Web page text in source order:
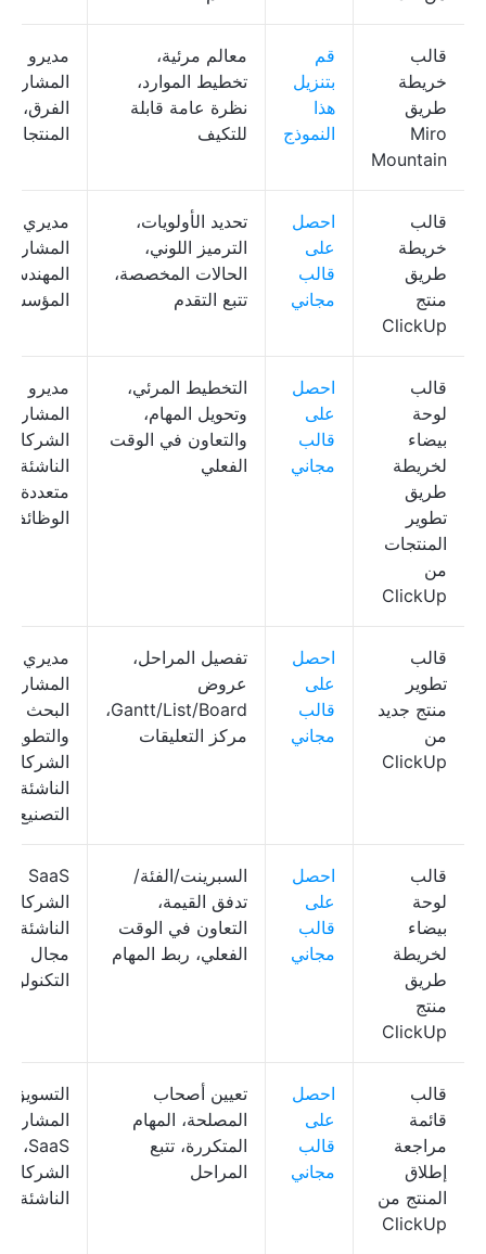
قالب
خريطة
طريق
Miro
Mountain
قم
بتنزيل
هذا
النموذج
معالم مرئية،
تخطيط الموارد،
نظرة عامة قابلة
للتكيف
مديرو
الفرق،
المنتجات
قالب
خريطة
طريق
منتج
ClickUp
احصل
على
قالب
مجاني
تحديد الأولويات،
الترميز اللوني،
الحالات المخصصة،
تتبع التقدم
مديري
المشاريع،
قالب
لوحة
بيضاء
لخريطة
طريق
تطوير
المنتجات
من
ClickUp
احصل
على
قالب
مجاني
التخطيط المرئي،
وتحويل المهام،
والتعاون في الوقت
الفعلي
مديرو
المشاريع،
الشركات
الناشئة،
متعددة
الوظائف
قالب
تطوير
منتج جديد
من
ClickUp
احصل
على
قالب
مجاني
تفصيل المراحل،
عروض
Gantt/List/Board،
مركز التعليقات
مديري
المشاريع،
البحث
والتطوير،
الشركات
الناشئة،
التصنيع
قالب
لوحة
بيضاء
لخريطة
طريق
منتج
ClickUp
احصل
على
قالب
مجاني
السبرينت/الفئة/
تدفق القيمة،
التعاون في الوقت
الفعلي، ربط المهام
الشركات
الناشئة
مجال
قالب
قائمة
مراجعة
إطلاق
المنتج من
ClickUp
احصل
على
قالب
مجاني
تعيين أصحاب
المصلحة، المهام
المتكررة، تتبع
المراحل
التسويق،
المشاريع،
SaaS،
الشركات
الناشئة